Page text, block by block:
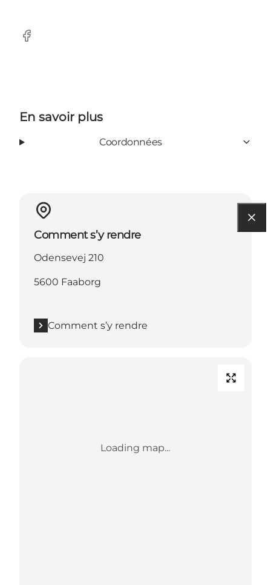
Facebook
En savoir plus
Coordonnées
Comment s’y rendre
Odensevej 210
5600 Faaborg
Comment s’y rendre
Loading map...